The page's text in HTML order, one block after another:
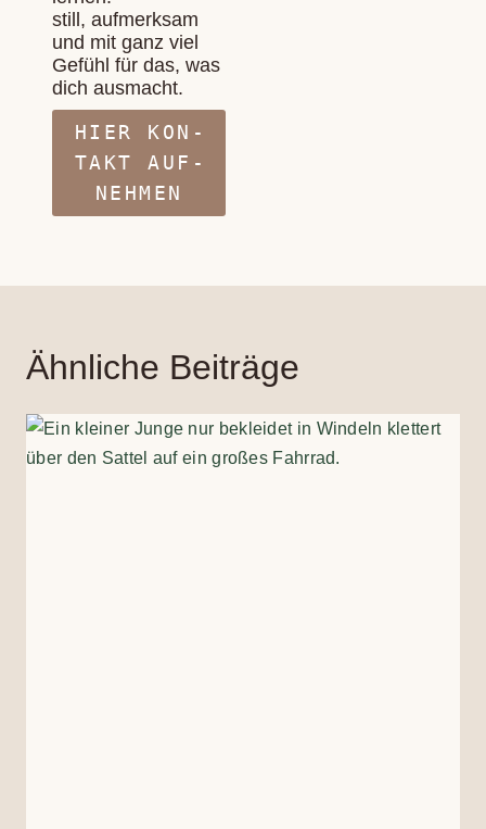
still, auf­merk­sam
und mit ganz viel
Gefühl für das, was
dich aus­macht.
HIER KON­
TAKT AUF­
NEH­MEN
Ähnliche Beiträge